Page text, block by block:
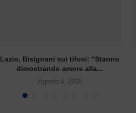
Lazio, Bisignani sui tifosi: “Stanno
dimostrando amore alla...
Agosto 4, 2026